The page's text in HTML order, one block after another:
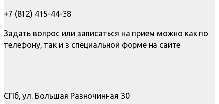
+7 (812) 415-44-38
Задать вопрос или записаться на прием можно как по
телефону, так и в специальной форме на сайте
СПб, ул. Большая Разночинная 30